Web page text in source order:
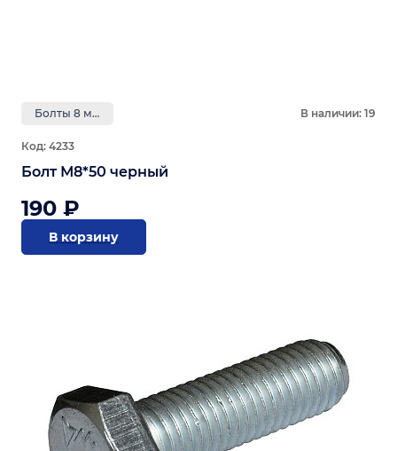
Болты 8 мм В наличии: 19
Код: 4233
Болт М8*50 черный
190 ₽
В корзину